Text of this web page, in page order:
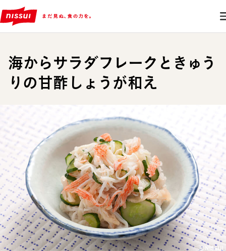
海からサラダフレークときゅう
りの甘酢しょうが和え